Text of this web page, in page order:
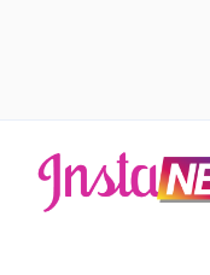
contenuto